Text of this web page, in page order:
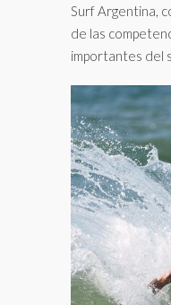
Surf Argentina,
de las
importantes del